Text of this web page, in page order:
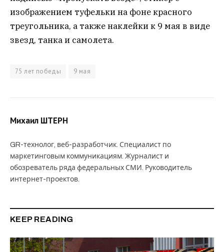
изображением туфельки на фоне красного
треугольника, а также наклейки к 9 мая в виде
звезд, танка и самолета.
75 лет победы 9 мая
Михаил ШТЕРН
GR-технолог, веб-разработчик. Специалист по
маркетинговым коммуникациям. Журналист и
обозреватель ряда федеральных СМИ. Руководитель
интернет-проектов.
KEEP READING